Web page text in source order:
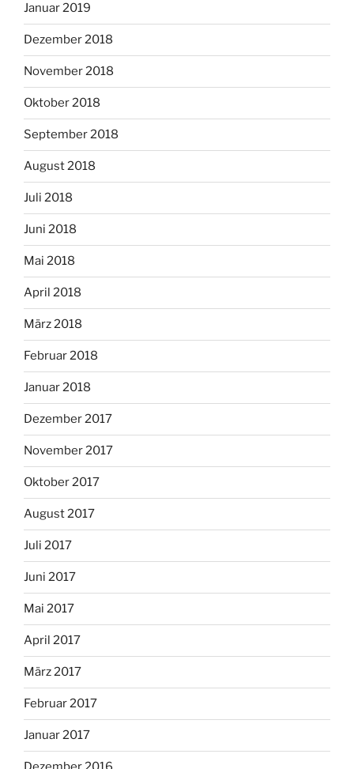
Januar 2019
Dezember 2018
November 2018
Oktober 2018
September 2018
August 2018
Juli 2018
Juni 2018
Mai 2018
April 2018
März 2018
Februar 2018
Januar 2018
Dezember 2017
November 2017
Oktober 2017
August 2017
Juli 2017
Juni 2017
Mai 2017
April 2017
März 2017
Februar 2017
Januar 2017